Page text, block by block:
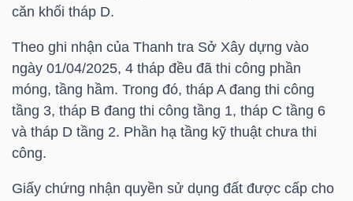
căn khối tháp D.
Theo ghi nhận của Thanh tra Sở Xây dựng vào
ngày 01/04/2025, 4 tháp đều đã thi công phần
móng, tầng hầm. Trong đó, tháp A đang thi công
tầng 3, tháp B đang thi công tầng 1, tháp C tầng 6
và tháp D tầng 2. Phần hạ tầng kỹ thuật chưa thi
công.
Giấy chứng nhận quyền sử dụng đất được cấp cho
HÀNG
HÓA
KINH